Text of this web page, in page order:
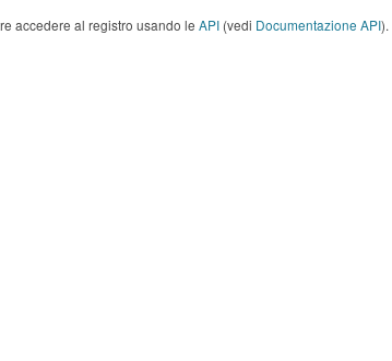
accedere al registro usando le API (vedi Documentazione API).